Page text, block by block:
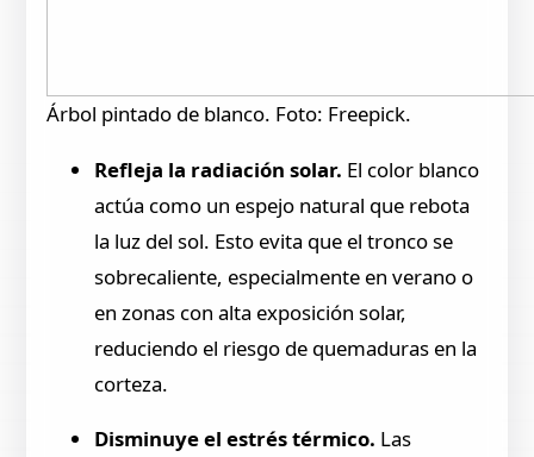
Árbol pintado de blanco. Foto: Freepick.
Refleja la radiación solar. El color blanco
actúa como un espejo natural que rebota
la luz del sol. Esto evita que el tronco se
sobrecaliente, especialmente en verano o
en zonas con alta exposición solar,
reduciendo el riesgo de quemaduras en la
corteza.
Disminuye el estrés térmico. Las